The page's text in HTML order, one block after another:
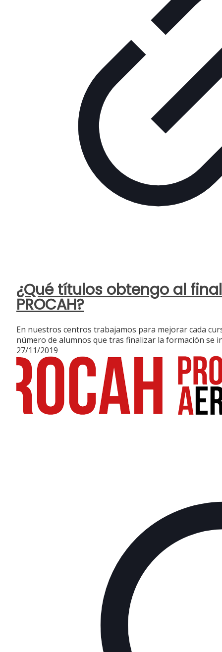
¿Qué títulos obtengo al
PROCAH?
En nuestros centros trabajamos para mejorar cada
número de alumnos que tras finalizar la formación se
27/11/2019